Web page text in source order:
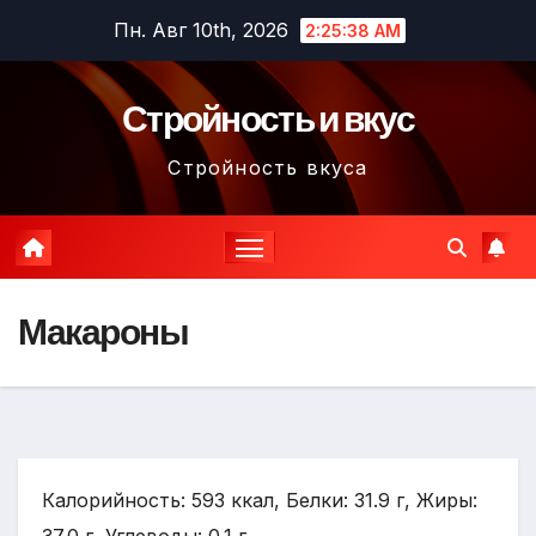
содержимому
Пн. Авг 10th, 2026 2:25:39 AM
Стройность и вкус
Стройность вкуса
Макароны
Калорийность: 593 ккал, Белки: 31.9 г, Жиры: